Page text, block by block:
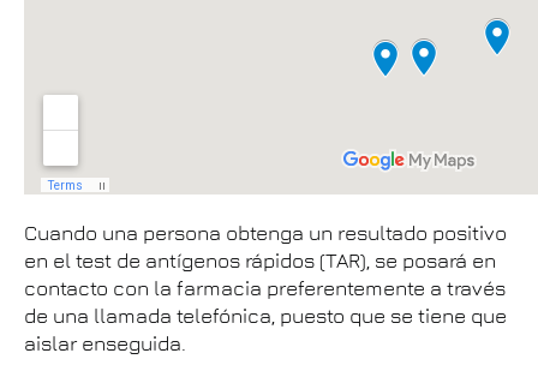
Cuando una persona obtenga un resultado positivo
en el test de antígenos rápidos (TAR), se posará en
contacto con la farmacia preferentemente a través
de una llamada telefónica, puesto que se tiene que
aislar enseguida.